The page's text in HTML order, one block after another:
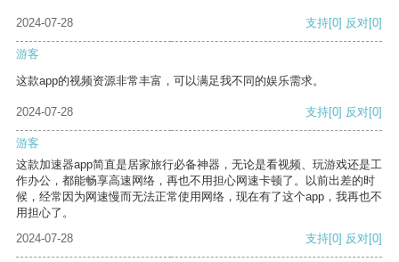
2024-07-28 支持[0] 反对[0]
游客
这款app的视频资源非常丰富，可以满足我不同的娱乐需求。
2024-07-28 支持[0] 反对[0]
游客
这款加速器app简直是居家旅行必备神器，无论是看视频、玩游戏还是工
作办公，都能畅享高速网络，再也不用担心网速卡顿了。以前出差的时
候，经常因为网速慢而无法正常使用网络，现在有了这个app，我再也不
用担心了。
2024-07-28
支持[0] 反对[0]